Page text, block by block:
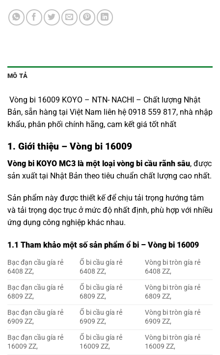
MÔ TẢ
Vòng bi 16009 KOYO – NTN- NACHI – Chất lượng Nhật
Bản, sẵn hàng tại Việt Nam liên hệ 0918 559 817, nhà nhập
khẩu, phân phối chính hãng, cam kết giá tốt nhất
1. Giới thiệu – Vòng bi 16009
Vòng bi KOYO MC3 là một loại vòng bi cầu rãnh sâu, được
sản xuất tại Nhật Bản theo tiêu chuẩn chất lượng cao nhất.
Sản phẩm này được thiết kế để chịu tải trọng hướng tâm
và tải trọng dọc trục ở mức độ nhất định, phù hợp với nhiều
ứng dụng công nghiệp khác nhau.
1.1 Tham khảo một số sản phẩm ổ bi – Vòng bi 16009
Bạc đạn cầu gía rẻ
6408 ZZ,
Ổ bi cầu gía rẻ
6408 ZZ,
Vòng bi tròn gía rẻ
6408 ZZ,
Bạc đạn cầu gía rẻ
6809 ZZ,
Ổ bi cầu gía rẻ
6809 ZZ,
Vòng bi tròn gía rẻ
6809 ZZ,
Bạc đạn cầu gía rẻ
6909 ZZ,
Ổ bi cầu gía rẻ
6909 ZZ,
Vòng bi tròn gía rẻ
6909 ZZ,
Bạc đạn cầu gía rẻ
16009 ZZ,
Ổ bi cầu gía rẻ
16009 ZZ,
Vòng bi tròn gía rẻ
16009 ZZ,